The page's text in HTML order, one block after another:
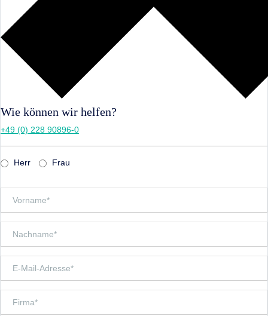
Wie können wir helfen?
+49 (0) 228 90896-0
Herr Frau